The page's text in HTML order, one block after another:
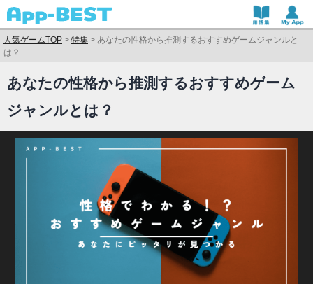
人気ゲームTOP > 特集 > あなたの性格から推測するおすすめゲームジャンルと
は？
あなたの性格から推測するおすすめゲーム
ジャンルとは？